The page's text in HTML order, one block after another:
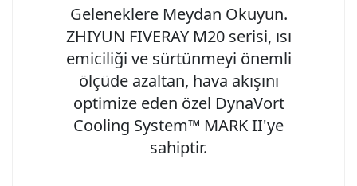
Geleneklere Meydan Okuyun.
ZHIYUN FIVERAY M20 serisi, ısı
emiciliği ve sürtünmeyi önemli
ölçüde azaltan, hava akışını
optimize eden özel DynaVort
Cooling System™ MARK II'ye
sahiptir.